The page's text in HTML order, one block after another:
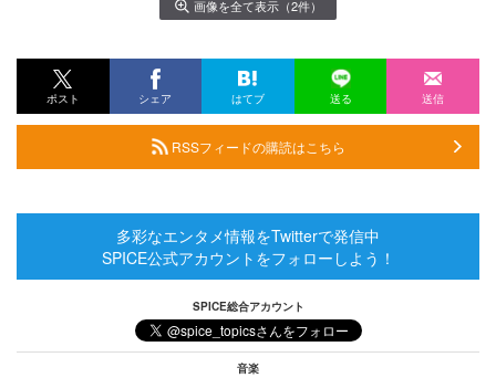
画像を全て表示（2件）
ポスト シェア はてブ 送る 送信
RSSフィードの購読はこちら
多彩なエンタメ情報をTwitterで発信中
SPICE公式アカウントをフォローしよう！
SPICE総合アカウント
音楽